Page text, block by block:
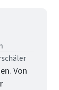
Von